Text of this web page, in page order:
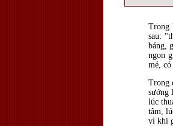
Trong
sau:
báng,
ngọn
mẻ,
Trong
sướng
lúc
tâm,
vì khi